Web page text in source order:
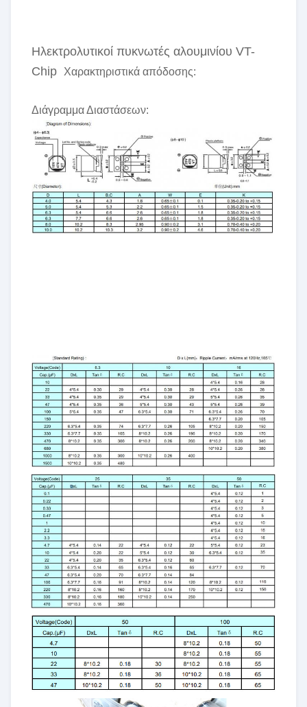
Ηλεκτρολυτικοί πυκνωτές αλουμινίου VT-
Chip
Χαρακτηριστικά απόδοσης:
Διάγραμμα Διαστάσεων: